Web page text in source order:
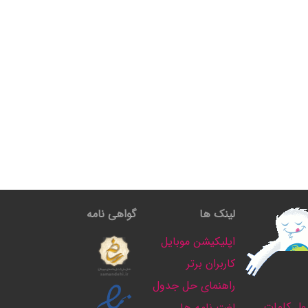
لینک ها
اپلیکیشن موبایل
کاربران برتر
راهنمای حل جدول
گواهی نامه